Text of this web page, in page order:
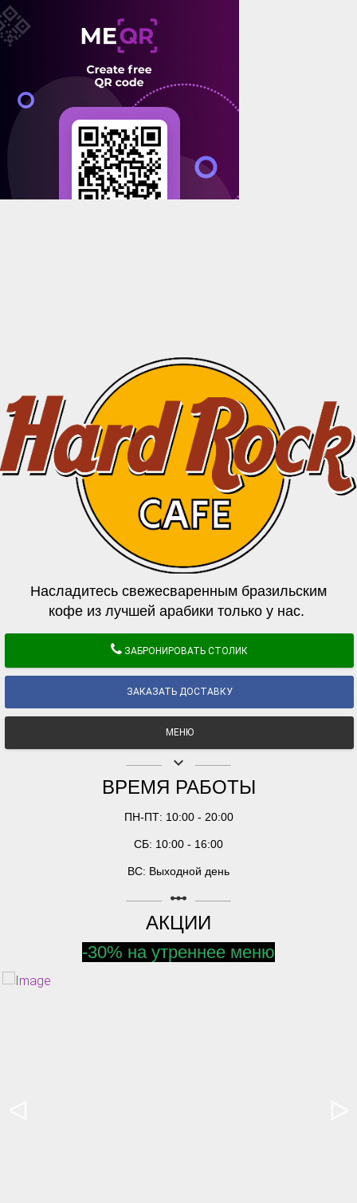
Насладитесь свежесваренным бразильским
кофе из лучшей арабики только у нас.
ЗАБРОНИРОВАТЬ СТОЛИК
ЗАКАЗАТЬ ДОСТАВКУ
МЕНЮ
keyboard_arrow_down
ВРЕМЯ РАБОТЫ
ПН-ПТ: 10:00 - 20:00
СБ: 10:00 - 16:00
ВС: Выходной день
linear_scale
АКЦИИ
-30% на утреннее меню